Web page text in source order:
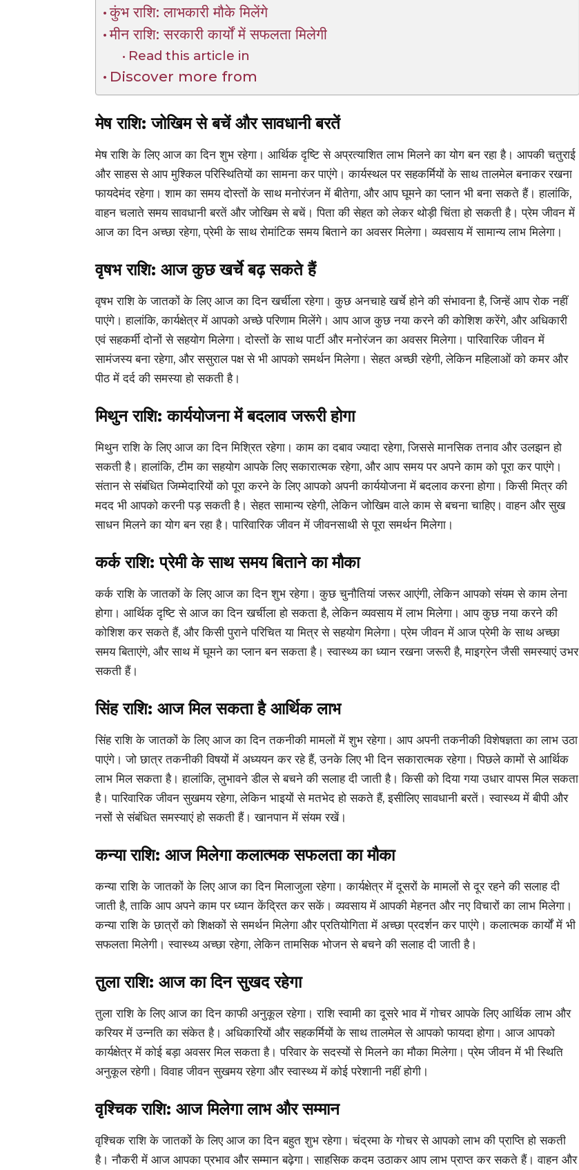
कुंभ राशि: लाभकारी मौके मिलेंगे
मीन राशि: सरकारी कार्यों में सफलता मिलेगी
Read this article in
Discover more from
मेष राशि: जोखिम से बचें और सावधानी बरतें
मेष राशि के लिए आज का दिन शुभ रहेगा। आर्थिक दृष्टि से अप्रत्याशित लाभ मिलने का योग बन रहा है। आपकी चतुराई
और साहस से आप मुश्किल परिस्थितियों का सामना कर पाएंगे। कार्यस्थल पर सहकर्मियों के साथ तालमेल बनाकर रखना
फायदेमंद रहेगा। शाम का समय दोस्तों के साथ मनोरंजन में बीतेगा, और आप घूमने का प्लान भी बना सकते हैं। हालांकि,
वाहन चलाते समय सावधानी बरतें और जोखिम से बचें। पिता की सेहत को लेकर थोड़ी चिंता हो सकती है। प्रेम जीवन में
आज का दिन अच्छा रहेगा, प्रेमी के साथ रोमांटिक समय बिताने का अवसर मिलेगा। व्यवसाय में सामान्य लाभ मिलेगा।
वृषभ राशि: आज कुछ खर्चे बढ़ सकते हैं
वृषभ राशि के जातकों के लिए आज का दिन खर्चीला रहेगा। कुछ अनचाहे खर्चे होने की संभावना है, जिन्हें आप रोक नहीं
पाएंगे। हालांकि, कार्यक्षेत्र में आपको अच्छे परिणाम मिलेंगे। आप आज कुछ नया करने की कोशिश करेंगे, और अधिकारी
एवं सहकर्मी दोनों से सहयोग मिलेगा। दोस्तों के साथ पार्टी और मनोरंजन का अवसर मिलेगा। पारिवारिक जीवन में
सामंजस्य बना रहेगा, और ससुराल पक्ष से भी आपको समर्थन मिलेगा। सेहत अच्छी रहेगी, लेकिन महिलाओं को कमर और
पीठ में दर्द की समस्या हो सकती है।
मिथुन राशि: कार्ययोजना में बदलाव जरूरी होगा
मिथुन राशि के लिए आज का दिन मिश्रित रहेगा। काम का दबाव ज्यादा रहेगा, जिससे मानसिक तनाव और उलझन हो
सकती है। हालांकि, टीम का सहयोग आपके लिए सकारात्मक रहेगा, और आप समय पर अपने काम को पूरा कर पाएंगे।
संतान से संबंधित जिम्मेदारियों को पूरा करने के लिए आपको अपनी कार्ययोजना में बदलाव करना होगा। किसी मित्र की
मदद भी आपको करनी पड़ सकती है। सेहत सामान्य रहेगी, लेकिन जोखिम वाले काम से बचना चाहिए। वाहन और सुख
साधन मिलने का योग बन रहा है। पारिवारिक जीवन में जीवनसाथी से पूरा समर्थन मिलेगा।
कर्क राशि: प्रेमी के साथ समय बिताने का मौका
कर्क राशि के जातकों के लिए आज का दिन शुभ रहेगा। कुछ चुनौतियां जरूर आएंगी, लेकिन आपको संयम से काम लेना
होगा। आर्थिक दृष्टि से आज का दिन खर्चीला हो सकता है, लेकिन व्यवसाय में लाभ मिलेगा। आप कुछ नया करने की
कोशिश कर सकते हैं, और किसी पुराने परिचित या मित्र से सहयोग मिलेगा। प्रेम जीवन में आज प्रेमी के साथ अच्छा
समय बिताएंगे, और साथ में घूमने का प्लान बन सकता है। स्वास्थ्य का ध्यान रखना जरूरी है, माइग्रेन जैसी समस्याएं उभर
सकती हैं।
सिंह राशि: आज मिल सकता है आर्थिक लाभ
सिंह राशि के जातकों के लिए आज का दिन तकनीकी मामलों में शुभ रहेगा। आप अपनी तकनीकी विशेषज्ञता का लाभ उठा
पाएंगे। जो छात्र तकनीकी विषयों में अध्ययन कर रहे हैं, उनके लिए भी दिन सकारात्मक रहेगा। पिछले कामों से आर्थिक
लाभ मिल सकता है। हालांकि, लुभावने डील से बचने की सलाह दी जाती है। किसी को दिया गया उधार वापस मिल सकता
है। पारिवारिक जीवन सुखमय रहेगा, लेकिन भाइयों से मतभेद हो सकते हैं, इसीलिए सावधानी बरतें। स्वास्थ्य में बीपी और
नसों से संबंधित समस्याएं हो सकती हैं। खानपान में संयम रखें।
कन्या राशि: आज मिलेगा कलात्मक सफलता का मौका
कन्या राशि के जातकों के लिए आज का दिन मिलाजुला रहेगा। कार्यक्षेत्र में दूसरों के मामलों से दूर रहने की सलाह दी
जाती है, ताकि आप अपने काम पर ध्यान केंद्रित कर सकें। व्यवसाय में आपकी मेहनत और नए विचारों का लाभ मिलेगा।
कन्या राशि के छात्रों को शिक्षकों से समर्थन मिलेगा और प्रतियोगिता में अच्छा प्रदर्शन कर पाएंगे। कलात्मक कार्यों में भी
सफलता मिलेगी। स्वास्थ्य अच्छा रहेगा, लेकिन तामसिक भोजन से बचने की सलाह दी जाती है।
तुला राशि: आज का दिन सुखद रहेगा
तुला राशि के लिए आज का दिन काफी अनुकूल रहेगा। राशि स्वामी का दूसरे भाव में गोचर आपके लिए आर्थिक लाभ और
करियर में उन्नति का संकेत है। अधिकारियों और सहकर्मियों के साथ तालमेल से आपको फायदा होगा। आज आपको
कार्यक्षेत्र में कोई बड़ा अवसर मिल सकता है। परिवार के सदस्यों से मिलने का मौका मिलेगा। प्रेम जीवन में भी स्थिति
अनुकूल रहेगी। विवाह जीवन सुखमय रहेगा और स्वास्थ्य में कोई परेशानी नहीं होगी।
वृश्चिक राशि: आज मिलेगा लाभ और सम्मान
वृश्चिक राशि के जातकों के लिए आज का दिन बहुत शुभ रहेगा। चंद्रमा के गोचर से आपको लाभ की प्राप्ति हो सकती
है। नौकरी में आज आपका प्रभाव और सम्मान बढ़ेगा। साहसिक कदम उठाकर आप लाभ प्राप्त कर सकते हैं। वाहन और